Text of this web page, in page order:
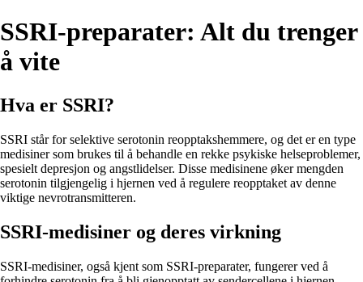
SSRI-preparater: Alt du trenger
å vite
Hva er SSRI?
SSRI står for selektive serotonin reopptakshemmere, og det er en type
medisiner som brukes til å behandle en rekke psykiske helseproblemer,
spesielt depresjon og angstlidelser. Disse medisinene øker mengden
serotonin tilgjengelig i hjernen ved å regulere reopptaket av denne
viktige nevrotransmitteren.
SSRI-medisiner og deres virkning
SSRI-medisiner, også kjent som SSRI-preparater, fungerer ved å